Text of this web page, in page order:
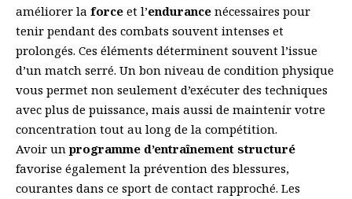
améliorer la force et l’endurance nécessaires pour
tenir pendant des combats souvent intenses et
prolongés. Ces éléments déterminent souvent l’issue
d’un match serré. Un bon niveau de condition physique
vous permet non seulement d’exécuter des techniques
avec plus de puissance, mais aussi de maintenir votre
concentration tout au long de la compétition.
Avoir unprogramme d’entraînement structuré
favorise également la prévention des blessures,
courantes dans ce sport de contact rapproché. Les